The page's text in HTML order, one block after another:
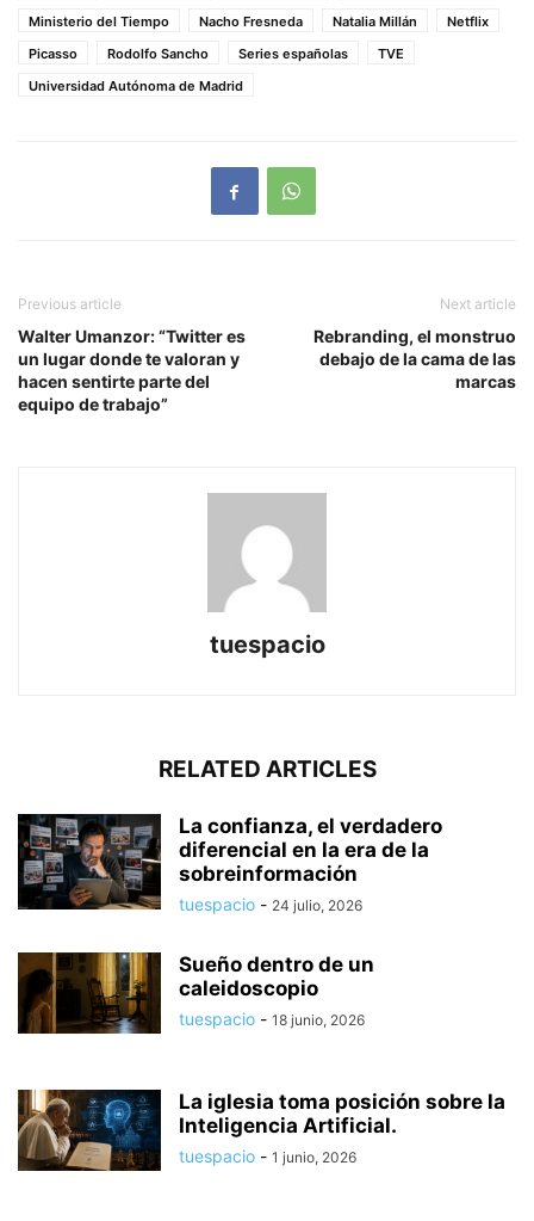
Ministerio del Tiempo
Nacho Fresneda Natalia Millán
Netflix
Picasso
Rodolfo Sancho Series españolas
TVE
Universidad Autónoma de Madrid
Previous article
Walter Umanzor: “Twitter es
un lugar donde te valoran y
hacen sentirte parte del
equipo de trabajo”
Next article
Rebranding, el monstruo
debajo de la cama de las
marcas
tuespacio
RELATED ARTICLES
La confianza, el verdadero
diferencial en la era de la
sobreinformación
tuespacio - 24 julio, 2026
Sueño dentro de un
caleidoscopio
tuespacio - 18 junio, 2026
La iglesia toma posición sobre la
Inteligencia Artificial.
tuespacio - 1 junio, 2026